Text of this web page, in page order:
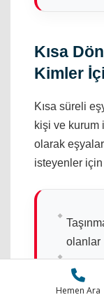
Kısa
Kimler
Kısa süreli
kişi ve kurum
olarak
isteyenler
olanlar
Hemen Ara